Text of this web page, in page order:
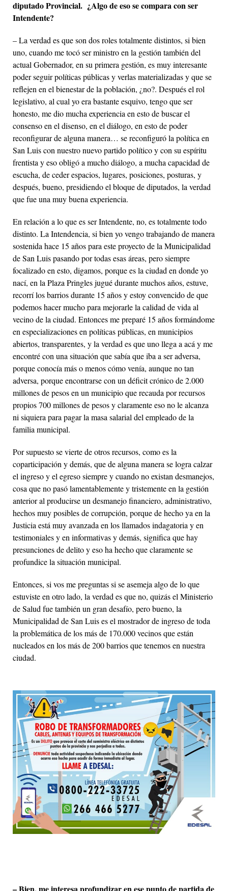
diputado Provincial. ¿Algo de eso se compara con ser
Intendente?
– La verdad es que son dos roles totalmente distintos, si bien
uno, cuando me tocó ser ministro en la gestión también del
actual Gobernador, en su primera gestión, es muy interesante
poder seguir políticas públicas y verlas materializadas y que se
reflejen en el bienestar de la población, ¿no?. Después el rol
legislativo, al cual yo era bastante esquivo, tengo que ser
honesto, me dio mucha experiencia en esto de buscar el
consenso en el disenso, en el diálogo, en esto de poder
reconfigurar de alguna manera… se reconfiguró la política en
San Luis con nuestro nuevo partido político y con su espíritu
frentista y eso obligó a mucho diálogo, a mucha capacidad de
escucha, de ceder espacios, lugares, posiciones, posturas, y
después, bueno, presidiendo el bloque de diputados, la verdad
que fue una muy buena experiencia.
En relación a lo que es ser Intendente, no, es totalmente todo
distinto. La Intendencia, si bien yo vengo trabajando de manera
sostenida hace 15 años para este proyecto de la Municipalidad
de San Luis pasando por todas esas áreas, pero siempre
focalizado en esto, digamos, porque es la ciudad en donde yo
nací, en la Plaza Pringles jugué durante muchos años, estuve,
recorrí los barrios durante 15 años y estoy convencido de que
podemos hacer mucho para mejorarle la calidad de vida al
vecino de la ciudad. Entonces me preparé 15 años formándome
en especializaciones en políticas públicas, en municipios
abiertos, transparentes, y la verdad es que uno llega a acá y me
encontré con una situación que sabía que iba a ser adversa,
porque conocía más o menos cómo venía, aunque no tan
adversa, porque encontrarse con un déficit crónico de 2.000
millones de pesos en un municipio que recauda por recursos
propios 700 millones de pesos y claramente eso no le alcanza
ni siquiera para pagar la masa salarial del empleado de la
familia municipal.
Por supuesto se vierte de otros recursos, como es la
coparticipación y demás, que de alguna manera se logra calzar
el ingreso y el egreso siempre y cuando no existan desmanejos,
cosa que no pasó lamentablemente y tristemente en la gestión
anterior al producirse un desmanejo financiero, administrativo,
hechos muy posibles de corrupción, porque de hecho ya en la
Justicia está muy avanzada en los llamados indagatoria y en
testimoniales y en informativas y demás, significa que hay
presunciones de delito y eso ha hecho que claramente se
profundice la situación municipal.
Entonces, si vos me preguntas si se asemeja algo de lo que
estuviste en otro lado, la verdad es que no, quizás el Ministerio
de Salud fue también un gran desafío, pero bueno, la
Municipalidad de San Luis es el mostrador de ingreso de toda
la problemática de los más de 170.000 vecinos que están
nucleados en los más de 200 barrios que tenemos en nuestra
ciudad.
– Bien, me interesa profundizar en ese punto de partida de